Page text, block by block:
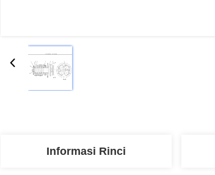
Informasi Rinci